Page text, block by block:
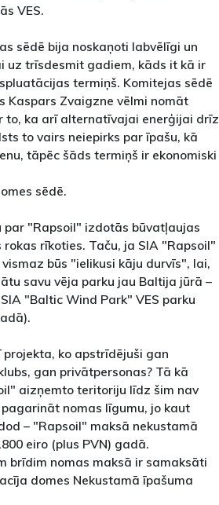
VES.
sēdē bija noskaņoti labvēlīgi un
uz trīsdesmit gadiem, kāds it kā ir
termiņš. Komitejas sēdē
Kaspars Zvaigzne vēlmi nomāt
ka arī alternatīvajai enerģijai drīz
to vairs neiepirks par īpašu, kā
tāpēc šāds termiņš ir ekonomiski
sēdē.
"Rapsoil" izdotās būvatļaujas
rīkoties. Taču, ja SIA "Rapsoil"
būs "ielikusi kāju durvīs", lai,
savu vēja parku jau Baltija jūrā –
"Baltic Wind Park" VES parku
ko apstrīdējuši gan
gan privātpersonas? Tā kā
aizņemto teritoriju līdz šim nav
nomas līgumu, jo kaut
– "Rapsoil" maksā nekustamā
eiro (plus PVN) gadā.
brīdim nomas maksā ir samaksāti
domes Nekustamā īpašuma